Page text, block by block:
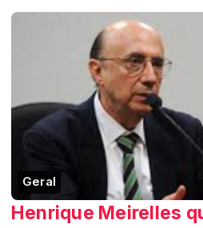
Geral
Henrique Meirelles